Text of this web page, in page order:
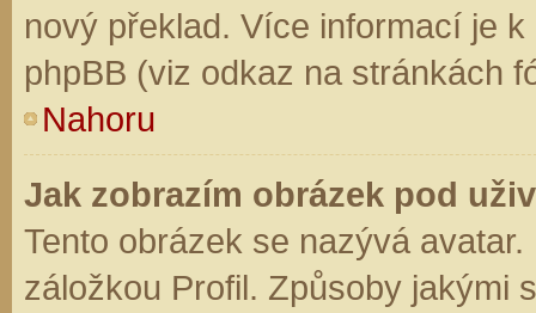
nový překlad. Více informací je
phpBB (viz odkaz na stránkách
Nahoru
Jak zobrazím obrázek pod
Tento obrázek se nazývá
záložkou Profil. Způsoby jakými